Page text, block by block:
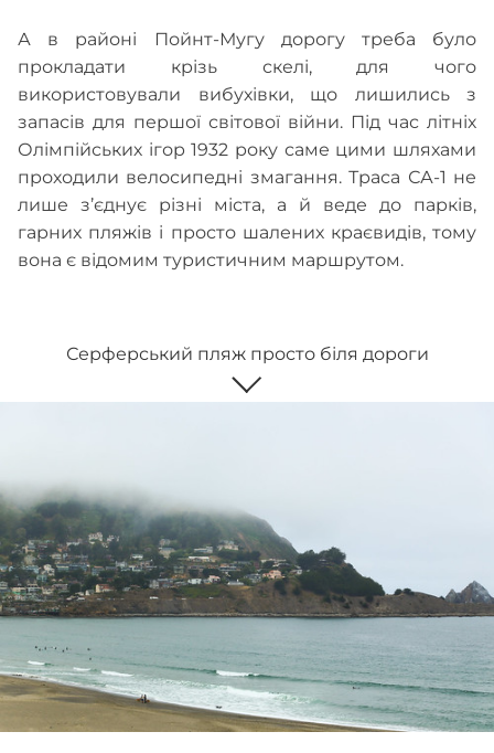
А в районі Пойнт-Мугу дорогу треба було
прокладати крізь скелі, для чого
використовували вибухівки, що лишились з
запасів для першої світової війни. Під час літніх
Олімпійських ігор 1932 року саме цими шляхами
проходили велосипедні змагання. Траса СА-1 не
лише з’єднує різні міста, а й веде до парків,
гарних пляжів і просто шалених краєвидів, тому
вона є відомим туристичним маршрутом.
Серферський пляж просто біля дороги